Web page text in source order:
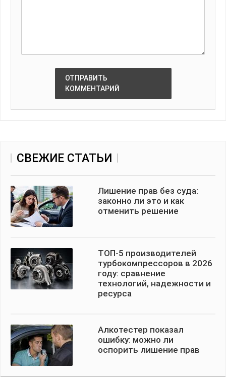
ОТПРАВИТЬ
КОММЕНТАРИЙ
СВЕЖИЕ СТАТЬИ
Лишение прав без суда:
законно ли это и как
отменить решение
ТОП-5 производителей
турбокомпрессоров в 2026
году: сравнение
технологий, надежности и
ресурса
Алкотестер показал
ошибку: можно ли
оспорить лишение прав